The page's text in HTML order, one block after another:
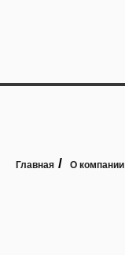
Главная / О компании